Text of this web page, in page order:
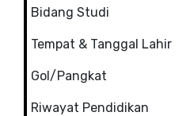
Bidang Studi
Tempat & Tanggal Lahir
Gol/Pangkat :
Riwayat Pendidikan